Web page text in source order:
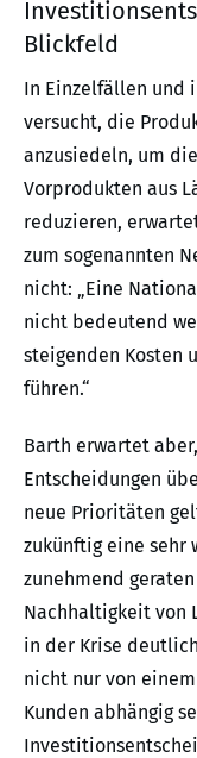
Blickfeld
In Einzelfällen und
versucht, die
anzusiedeln, um
Vorprodukten aus
reduzieren,
zum sogenannten
nicht: „Eine
nicht bedeutend
steigenden Kosten
führen.“
Barth erwartet
Entscheidungen
neue Prioritäten
zukünftig eine sehr
zunehmend
Nachhaltigkeit von
in der Krise
nicht nur von
Kunden abhängig